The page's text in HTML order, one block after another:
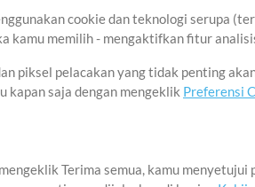
cookie dan teknologi serupa
kamu memilih - mengaktifkan fitur
piksel pelacakan yang tidak penting
kapan saja dengan mengeklik Preferensi
Terima semua, kamu